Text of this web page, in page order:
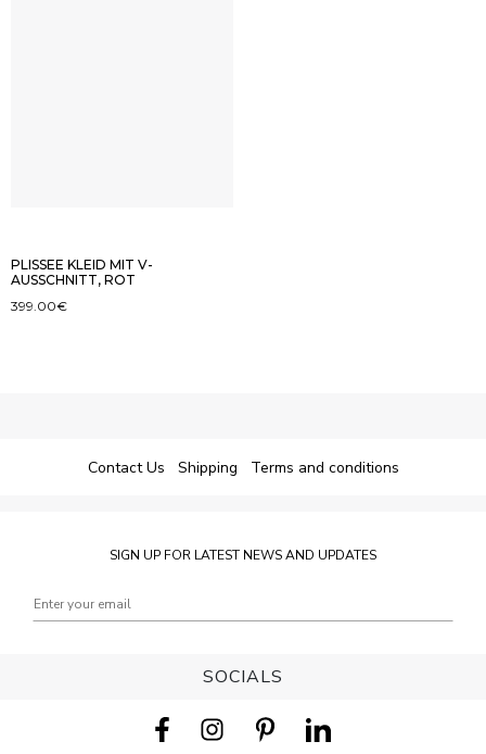
PLISSEE KLEID MIT V-
AUSSCHNITT, ROT
399.00€
Contact Us Shipping Terms and conditions
SIGN UP FOR LATEST NEWS AND UPDATES
SOCIALS